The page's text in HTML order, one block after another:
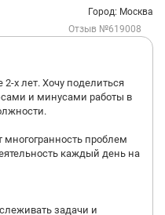
Город: Москва
Отзыв №619008
х лет. Хочу поделиться
и минусами работы в
многогранность проблем
каждый день на
задачи и